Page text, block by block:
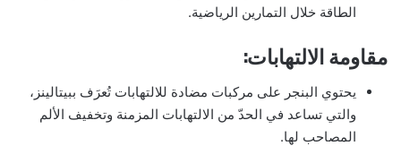
الطاقة خلال التمارين الرياضية.
مقاومة الالتهابات:
يحتوي البنجر على مركبات مضادة للالتهابات تُعرَف ببيتالينز،
والتي تساعد في الحدّ من الالتهابات المزمنة وتخفيف الألم
المصاحب لها.